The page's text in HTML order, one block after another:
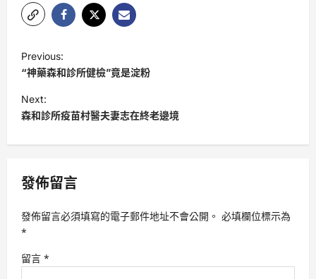
o
s
t
v
g
t
Previous:
“神藥森和診所健檢”竟是淀粉
Next:
森和診所疫苗村醫夫妻志在終老邊境
發佈留言
發佈留言必須填寫的電子郵件地址不會公開。 必填欄位標示為
*
留言 *